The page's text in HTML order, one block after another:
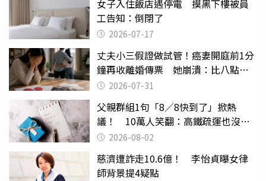
女子入住飯店遇停電 摸黑下樓被員
工告知：倒閉了
2026-07-17
丈夫小三假證做試管！癌妻開庭前1分
鐘再收離婚傳票 她崩潰：比八點檔
還扯2026-07-31
父親群組1句「8／8快到了」掀熱
議！ 10萬人笑翻：高鐵疏運也沒列
父親節
2026-08-02
慈濟遭詐走10.6億！ 李怡貞曝女律
師背景提4疑點